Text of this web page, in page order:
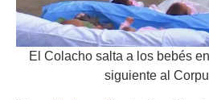
El Colacho salta a los bebés
siguiente al